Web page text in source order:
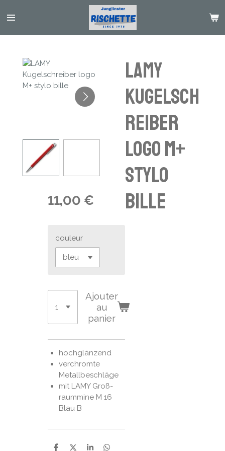
au
LAMY
Kugelsch
reiber
logo M+
stylo
bille
11,00 €
couleur
Ajouter
au
panier
hochglänzend
verchromte
Metallbeschläge
mit LAMY Groß­
raum­mi­ne M 16
Blau B